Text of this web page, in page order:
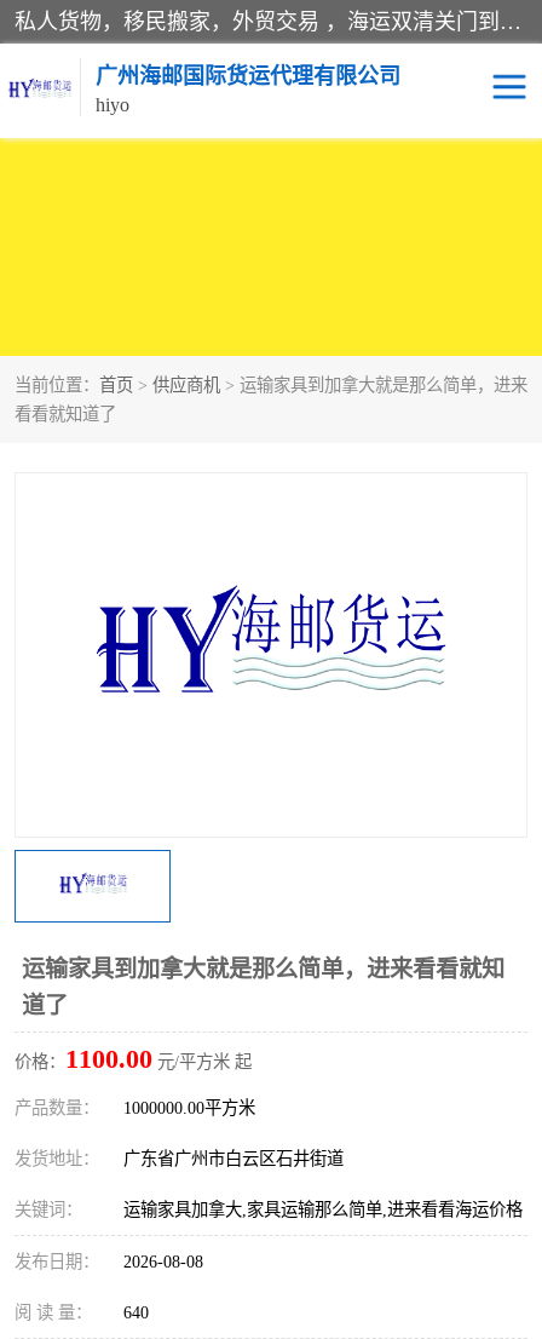
私人货物，移民搬家，外贸交易 ，海运双清关门到门运输一条龙服务。
广州海邮国际货运代理有限公司
hiyo
当前位置： 首页 > 供应商机 > 运输家具到加拿大就是那么简单，进来
看看就知道了
运输家具到加拿大就是那么简单，进来看看就知
道了
价格： 1100.00 元/平方米 起
产品数量： 1000000.00平方米
发货地址： 广东省广州市白云区石井街道
关键词： 运输家具加拿大,家具运输那么简单,进来看看海运价格
发布日期： 2026-08-08
阅 读 量： 640